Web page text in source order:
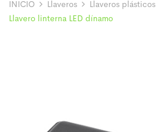
INICIO Llaveros
Llaveros plásticos
Llavero linterna LED dínamo